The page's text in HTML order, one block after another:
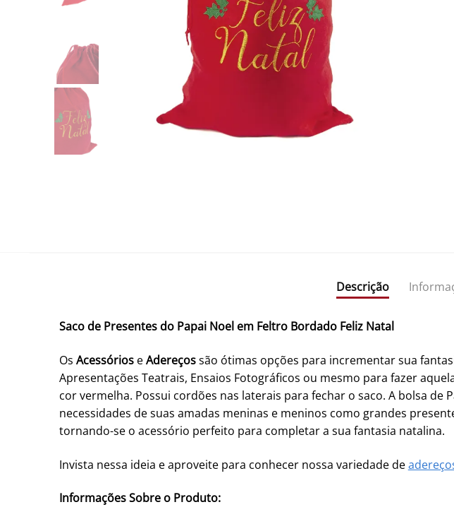
Descrição
Saco de Presentes do Papai Noel em Feltro Bordado Feliz Natal
Os AcessórioseAdereçossão ótimas opções para incrementar sua
Apresentações Teatrais, Ensaios Fotográficos ou mesmo para fazer
cor vermelha. Possui cordões nas laterais para fechar o saco. A bolsa
necessidades de suas amadas meninas e meninos como grandes
tornando-se o acessório perfeito para completar a sua fantasia natalina.
Invista nessa ideia e aproveite para conhecer nossa variedade de
Informações Sobre o Produto: